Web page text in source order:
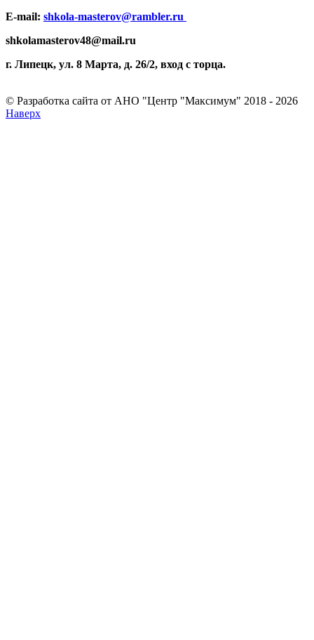
E-mail: shkola-masterov@rambler.ru
shkolamasterov48@mail.ru
г. Липецк, ул. 8 Марта, д. 26/2, вход с торца.
© Разработка сайта от АНО "Центр "Максимум" 2018 - 2026
Наверх